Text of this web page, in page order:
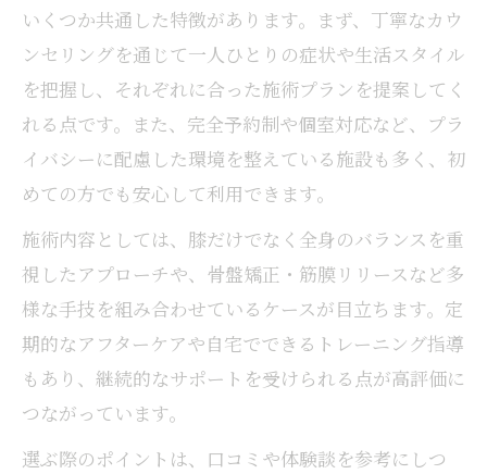
いくつか共通した特徴があります。まず、丁寧なカウ
ンセリングを通じて一人ひとりの症状や生活スタイル
を把握し、それぞれに合った施術プランを提案してく
れる点です。また、完全予約制や個室対応など、プラ
イバシーに配慮した環境を整えている施設も多く、初
めての方でも安心して利用できます。
施術内容としては、膝だけでなく全身のバランスを重
視したアプローチや、骨盤矯正・筋膜リリースなど多
様な手技を組み合わせているケースが目立ちます。定
期的なアフターケアや自宅でできるトレーニング指導
もあり、継続的なサポートを受けられる点が高評価に
つながっています。
選ぶ際のポイントは、口コミや体験談を参考にしつ